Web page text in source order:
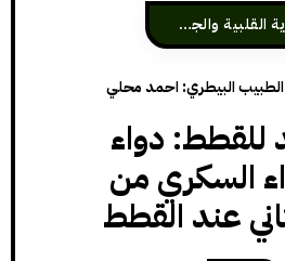
الادوية القلبية والجهاز الوعائي
الطبيب البيطري: احمد محلي
للقطط: دواء
السكري من
عند القطط